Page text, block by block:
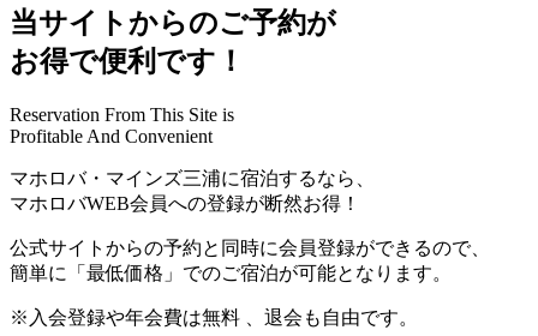
当サイトからのご予約が
お得で便利です！
Reservation From This Site is
Profitable And Convenient
マホロバ・マインズ三浦に宿泊するなら、
マホロバWEB会員への登録が断然お得 ！
公式サイトからの予約と同時に会員登録ができるので、
簡単に
「最低価格」 でのご宿泊が可能となります。
※ 入会登録や年会費は無料 、退会も自由です。